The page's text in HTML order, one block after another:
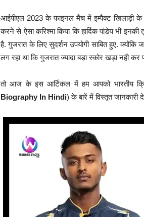
आईपीएल 2023 के फाइनल मैच में इम्पैक्ट खिलाड़ी
करने से ऐसा करिश्मा किया कि हार्दिक पांडेय भी
है. गुजरात के लिए सुदर्शन उपयोगी साबित हुए.
लग रहा था कि गुजरात ज्यादा बड़ा स्कोर खड़ा नही
तो आज के इस आर्टिकल में हम आपको भारतीय
Biography In Hindi) के बारें में विस्तृत जानकारी